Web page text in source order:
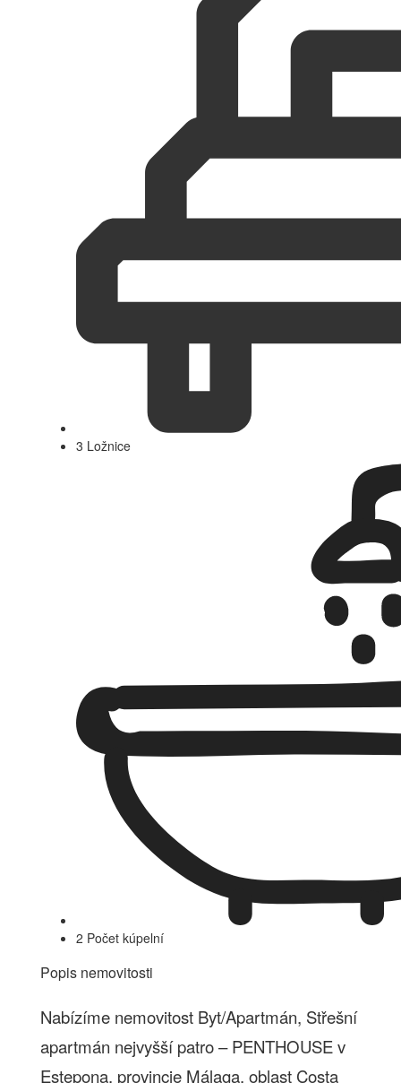
3 Ložnice
2 Počet kúpelní
Popis nemovitosti
Nabízíme nemovitost Byt/Apartmán, Střešní
apartmán nejvyšší patro – PENTHOUSE v
Estepona, provincie Málaga, oblast Costa